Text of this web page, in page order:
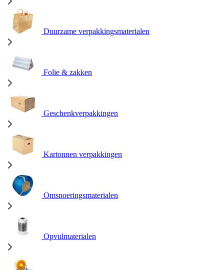
Duurzame verpakkingsmaterialen
Folie & zakken
Geschenkverpakkingen
Kartonnen verpakkingen
Omsnoeringsmaterialen
Opvulmaterialen